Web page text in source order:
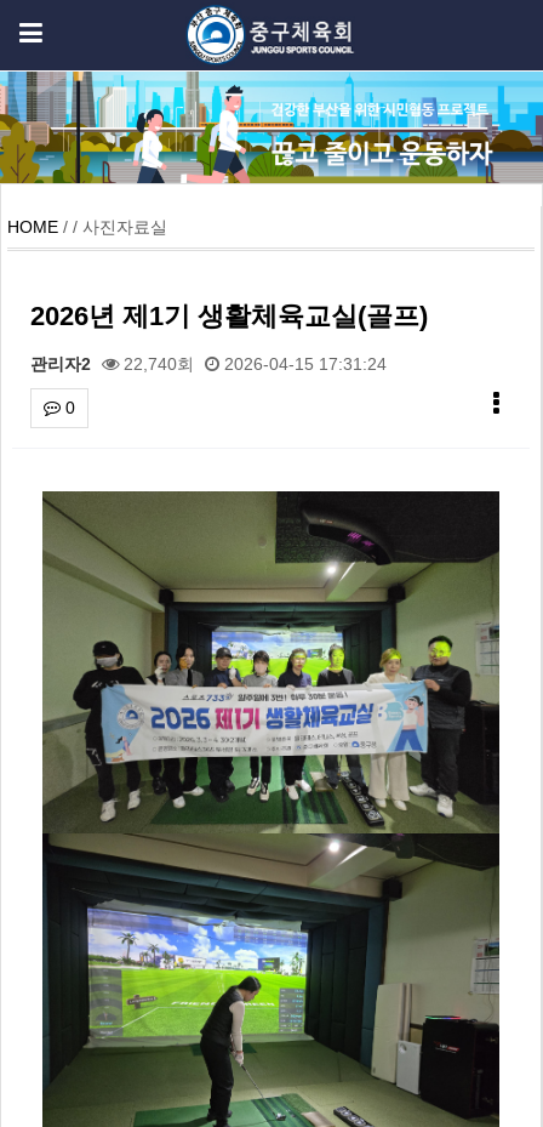
HOME / / 사진자료실
2026년 제1기 생활체육교실(골프)
관리자2 22,740회 2026-04-15 17:31:24
0